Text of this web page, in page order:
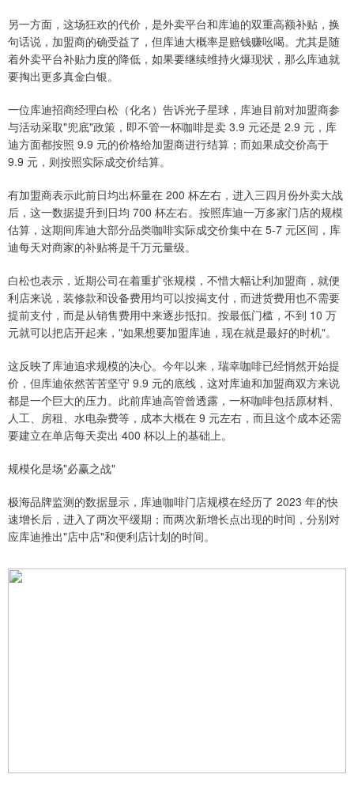
另一方面，这场狂欢的代价，是外卖平台和库迪的双重高额补贴，换
句话说，加盟商的确受益了，但库迪大概率是赔钱赚吆喝。尤其是随
着外卖平台补贴力度的降低，如果要继续维持火爆现状，那么库迪就
要掏出更多真金白银。
一位库迪招商经理白松（化名）告诉光子星球，库迪目前对加盟商参
与活动采取"兜底"政策，即不管一杯咖啡是卖 3.9 元还是 2.9 元，库
迪方面都按照 9.9 元的价格给加盟商进行结算；而如果成交价高于
9.9 元，则按照实际成交价结算。
有加盟商表示此前日均出杯量在 200 杯左右，进入三四月份外卖大战
后，这一数据提升到日均 700 杯左右。按照库迪一万多家门店的规模
估算，这期间库迪大部分品类咖啡实际成交价集中在 5-7 元区间，库
迪每天对商家的补贴将是千万元量级。
白松也表示，近期公司在着重扩张规模，不惜大幅让利加盟商，就便
利店来说，装修款和设备费用均可以按揭支付，而进货费用也不需要
提前支付，而是从销售费用中来逐步抵扣。按最低门槛，不到 10 万
元就可以把店开起来，"如果想要加盟库迪，现在就是最好的时机"。
这反映了库迪追求规模的决心。今年以来，瑞幸咖啡已经悄然开始提
价，但库迪依然苦苦坚守 9.9 元的底线，这对库迪和加盟商双方来说
都是一个巨大的压力。此前库迪高管曾透露，一杯咖啡包括原材料、
人工、房租、水电杂费等，成本大概在 9 元左右，而且这个成本还需
要建立在单店每天卖出 400 杯以上的基础上。
规模化是场"必赢之战"
极海品牌监测的数据显示，库迪咖啡门店规模在经历了 2023 年的快
速增长后，进入了两次平缓期；而两次新增长点出现的时间，分别对
应库迪推出"店中店"和便利店计划的时间。